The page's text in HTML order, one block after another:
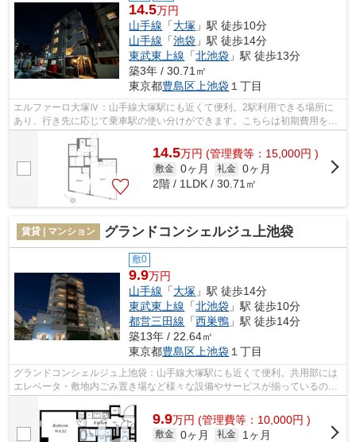
14.5万円
山手線 「大塚 」駅 徒歩10分
山手線 「池袋 」駅 徒歩14分
東武東上線 「北池袋 」駅 徒歩13分
築3年 / 30.71㎡
東京都豊島区 上池袋 １丁目
エルファーロ大塚Ⅳ：山手線大塚駅にも近くて便利。2駅利用できる場所に
あり、行き先に応じて乗車駅の使い分けができます。こちらは初期費用をカ
ードでお支払いいただける物件です。こ...
14.5万円 (管理費等：15,000円 )
敷金 0ヶ月 礼金 0ヶ月
2階 / 1LDK / 30.71㎡
賃貸 | マンション グランドコンシェルジュ上池袋
敷0
9.9万円
山手線 「大塚 」駅 徒歩14分
東武東上線 「北池袋 」駅 徒歩10分
都営三田線 「西巣鴨 」駅 徒歩14分
築13年 / 22.64㎡
東京都豊島区上池袋１丁目
グランドコンシェルジュ上池袋：山手線大塚駅にも近くて便利。共用部には
エレベータ・敷地内ごみ置き場など様々な設備やサービスが揃っているので
9.9万円 (管理費等：10,000円 )
敷金 0ヶ月 礼金
1ヶ月